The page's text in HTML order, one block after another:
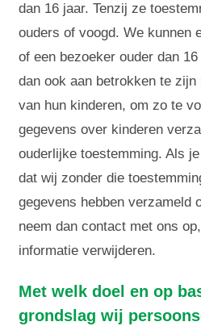
dan 16 jaar. Tenzij ze
ouders of voogd. We kunnen
of een bezoeker ouder dan
dan ook aan betrokken te
van hun kinderen, om zo te
gegevens over kinderen
ouderlijke toestemming. Als
dat wij zonder die
gegevens hebben verzameld
neem dan contact met ons
informatie verwijderen.
Met welk doel en op
grondslag wij